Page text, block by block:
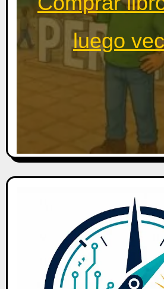
luego